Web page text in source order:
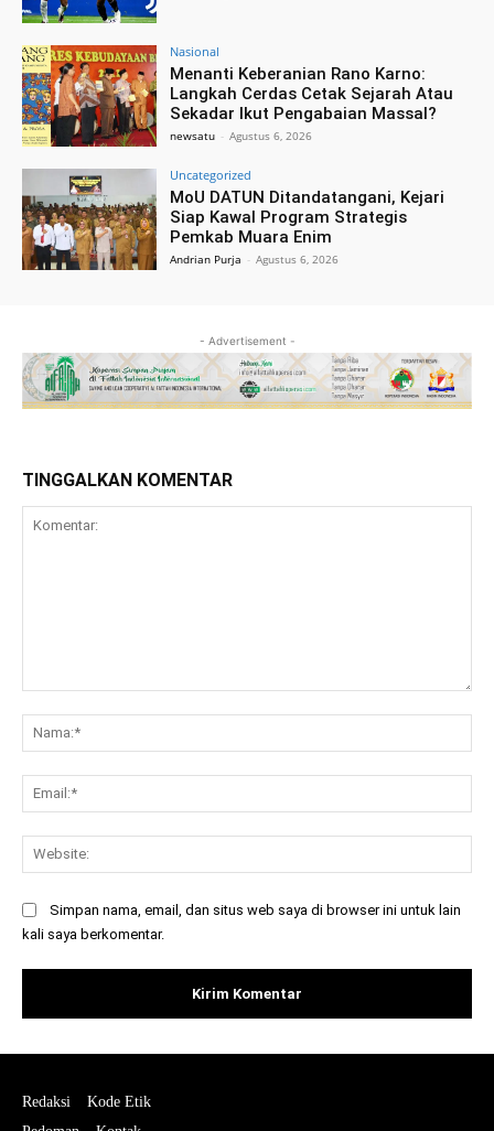
Nasional
Menanti Keberanian Rano Karno:
Langkah Cerdas Cetak Sejarah Atau
Sekadar Ikut Pengabaian Massal?
newsatu - Agustus 6, 2026
Uncategorized
MoU DATUN Ditandatangani, Kejari
Siap Kawal Program Strategis
Pemkab Muara Enim
Andrian Purja - Agustus 6, 2026
- Advertisement -
TINGGALKAN KOMENTAR
Simpan nama, email, dan situs web saya di browser ini untuk lain
kali saya berkomentar.
Redaksi
Kode Etik